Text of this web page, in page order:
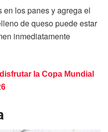
los panes y agrega el
de queso puede estar
inmediatamente
la Copa Mundial